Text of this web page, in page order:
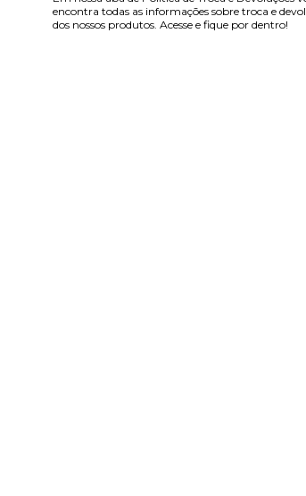
encontra todas as informações sobre troca e
dos nossos produtos. Acesse e fique por dentro!